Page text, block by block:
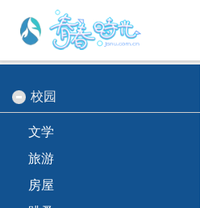
校园
文学
旅游
房屋